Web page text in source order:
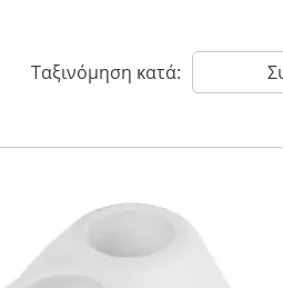
Ταξινόμηση κατά: